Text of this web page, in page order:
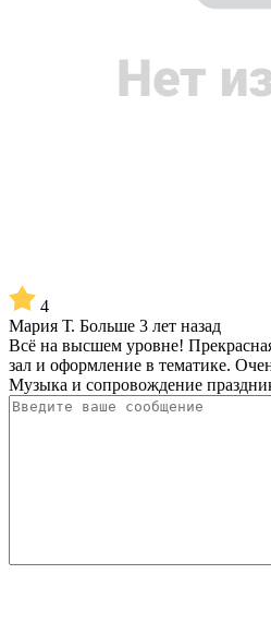
4
Мария Т. Больше 3 лет назад
Всё нa высшем уровне!
зал и оформление в тематике.
Музыка и сопровождение